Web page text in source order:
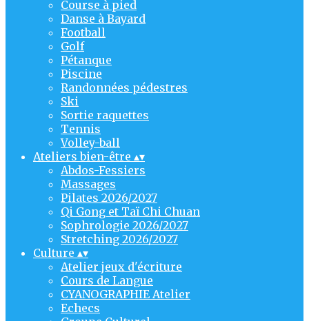
Course à pied
Danse à Bayard
Football
Golf
Pétanque
Piscine
Randonnées pédestres
Ski
Sortie raquettes
Tennis
Volley-ball
Ateliers bien-être ▴▾
Abdos-Fessiers
Massages
Pilates 2026/2027
Qi Gong et Taï Chi Chuan
Sophrologie 2026/2027
Stretching 2026/2027
Culture ▴▾
Atelier jeux d'écriture
Cours de Langue
CYANOGRAPHIE Atelier
Echecs